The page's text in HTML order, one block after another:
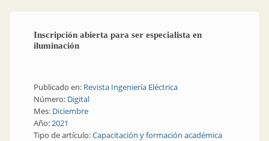
Inscripción abierta para ser especialista en
iluminación
Publicado en: Revista Ingeniería Eléctrica
Número: Digital
Mes: Diciembre
Año:2021
Tipo de artículo:Capacitación y formación académica